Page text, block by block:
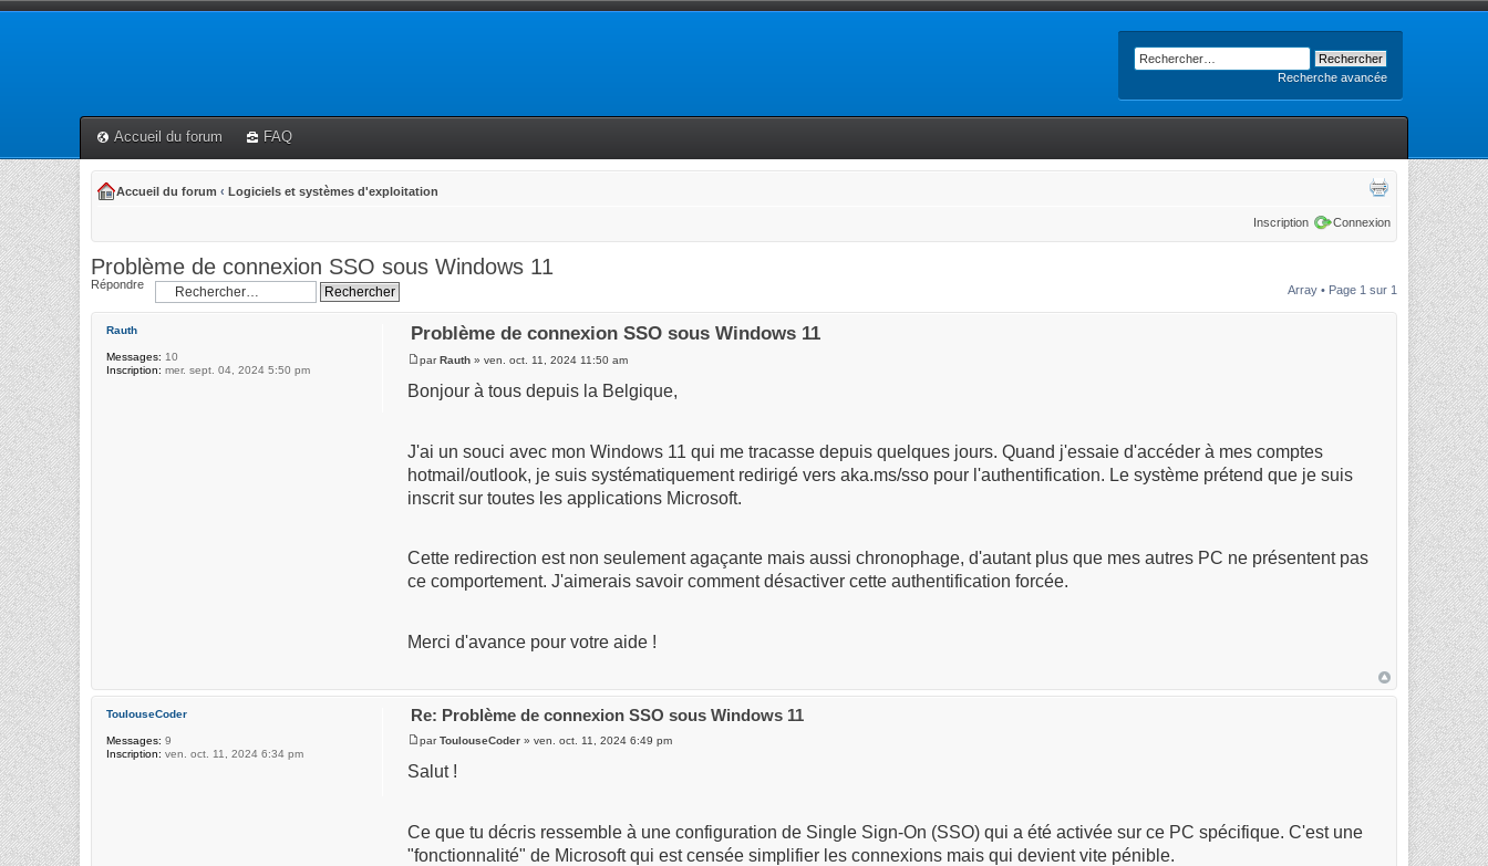
Recherche avancée
Accueil du forum FAQ
Accueil du forum ‹ Logiciels et systèmes d'exploitation
Inscription Connexion
Problème de connexion SSO sous Windows 11
Répondre Array • Page 1 sur 1
Problème de connexion SSO sous Windows 11
parRauth » ven. oct. 11, 2024 11:50 am
Bonjour à tous depuis la Belgique,
J'ai un souci avec mon Windows 11 qui me tracasse depuis quelques jours. Quand j'essaie d'accéder à mes comptes
hotmail/outlook, je suis systématiquement redirigé vers aka.ms/sso pour l'authentification. Le système prétend que je suis
inscrit sur toutes les applications Microsoft.
Cette redirection est non seulement agaçante mais aussi chronophage, d'autant plus que mes autres PC ne présentent pas
ce comportement. J'aimerais savoir comment désactiver cette authentification forcée.
Merci d'avance pour votre aide !
Rauth
Messages: 10
Inscription: mer. sept. 04, 2024 5:50 pm
Re: Problème de connexion SSO sous Windows 11
parToulouseCoder » ven. oct. 11, 2024 6:49 pm
Salut !
Ce que tu décris ressemble à une configuration de Single Sign-On (SSO) qui a été activée sur ce PC spécifique. C'est une
"fonctionnalité" de Microsoft qui est censée simplifier les connexions mais qui devient vite pénible.
ToulouseCoder
Messages: 9
Inscription: ven. oct. 11, 2024 6:34 pm